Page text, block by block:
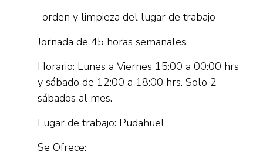
-orden y limpieza del lugar de trabajo
Jornada de 45 horas semanales.
Horario: Lunes a Viernes 15:00 a 00:00 hrs
y sábado de 12:00 a 18:00 hrs. Solo 2
sábados al mes.
Lugar de trabajo: Pudahuel
Se Ofrece: